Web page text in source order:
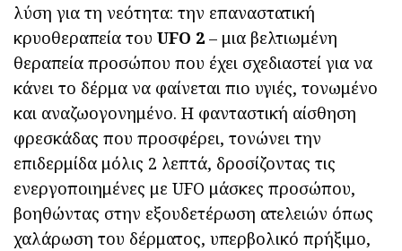
λύση για τη νεότητα: την επαναστατική
κρυοθεραπεία τουUFO 2 – μια βελτιωμένη
θεραπεία προσώπου που έχει σχεδιαστεί για να
κάνει το δέρμα να φαίνεται πιο υγιές, τονωμένο
και αναζωογονημένο. Η φανταστική αίσθηση
φρεσκάδας που προσφέρει, τονώνει την
επιδερμίδα μόλις 2 λεπτά, δροσίζοντας τις
ενεργοποιημένες με UFO μάσκες προσώπου,
βοηθώντας στην εξουδετέρωση ατελειών όπως
χαλάρωση του δέρματος, υπερβολικό πρήξιμο,